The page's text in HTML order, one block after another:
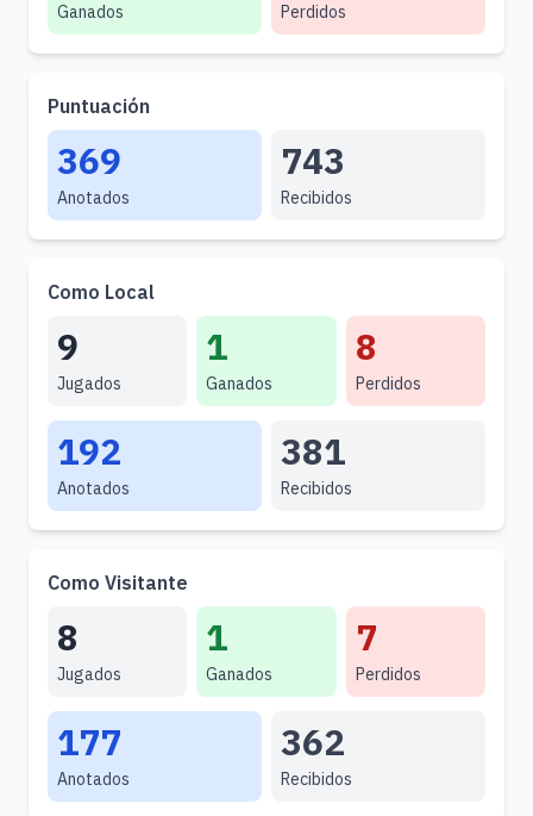
Ganados Perdidos
Puntuación
369
Anotados
743
Recibidos
Como Local
9
Jugados
1
Ganados
8
Perdidos
192
Anotados
381
Recibidos
Como Visitante
8
Jugados
1
Ganados
7
Perdidos
177
Anotados
362
Recibidos